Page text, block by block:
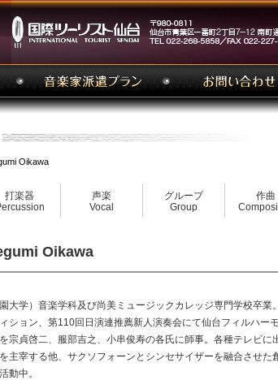
Oikawa
打楽器
声楽
Vocal
グループ
Group
作曲
Oikawa
大学）音楽学科及び尚美ミュージックカレッジ専門学校卒業
ション、第110回日演連推薦新人演奏会にて仙台フィルハー
宗貞啓二、服部吉之、小串俊寿の各氏に師事。各種テレビに
主宰する他、サクソフォーンとシンセサイザーを融合させた
動中。